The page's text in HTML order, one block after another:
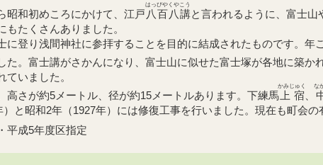
和初めころにかけて、江戸 八百八講
はっぴやくやこう
と言われるように、富士山
たくさんありました。
登り浅間神社に参拝することを目的に結成されたものです。年
た。富士講がさかんになり、富士山に似せた富士塚が各地に築か
ていました。
さが約5メートル、径が約15メートルあります。下練馬 上宿
かみじゅく な
と昭和2年（1927年）には修復工事を行いました。現在も町会の
平成5年度区指定